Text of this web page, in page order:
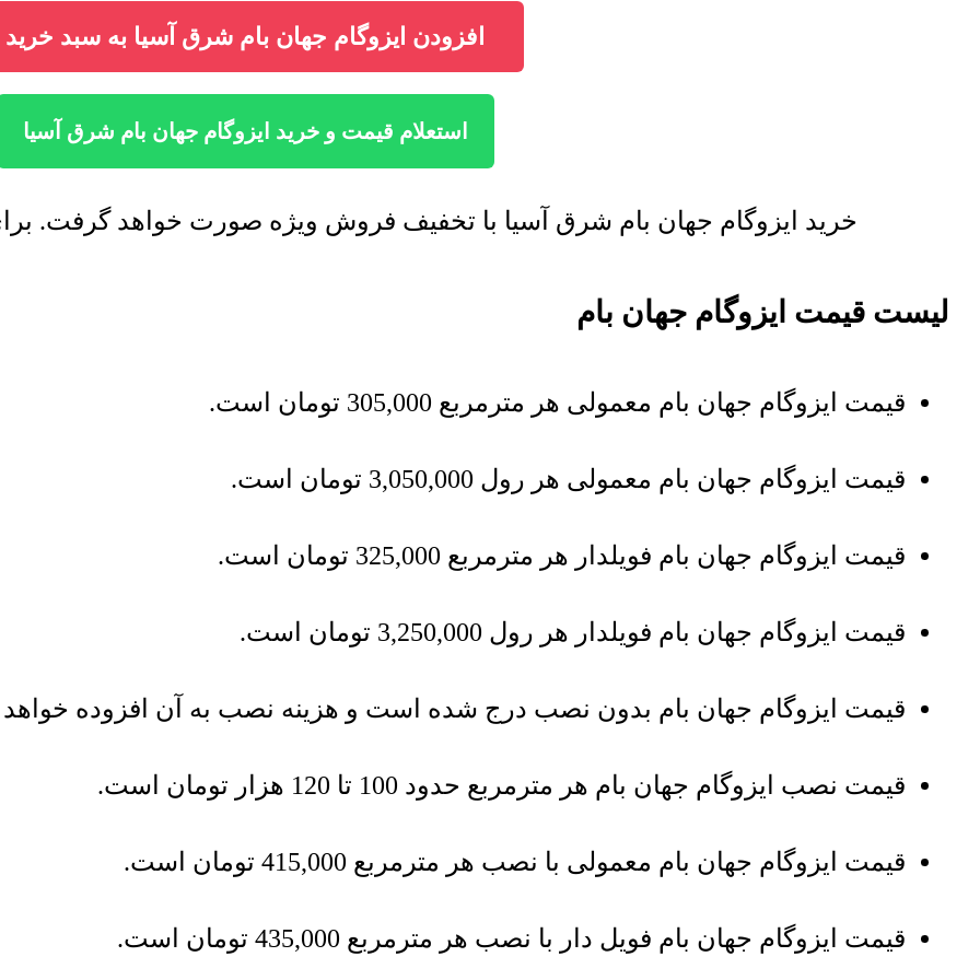
افزودن ایزوگام جهان بام شرق آسیا به سبد خرید
استعلام قیمت و خرید ایزوگام جهان بام شرق آسیا
خرید ایزوگام جهان بام شرق آسیا با تخفیف فروش ویژه صورت خواهد گرفت.
لیست قیمت ایزوگام جهان بام
قیمت ایزوگام جهان بام معمولی هر مترمربع 305,000 تومان است.
قیمت ایزوگام جهان بام معمولی هر رول 3,050,000 تومان است.
قیمت ایزوگام جهان بام فویلدار هر مترمربع 325,000 تومان است.
قیمت ایزوگام جهان بام فویلدار هر رول 3,250,000 تومان است.
قیمت ایزوگام جهان بام بدون نصب درج شده است و هزینه نصب به آن افزوده
قیمت نصب ایزوگام جهان بام هر مترمربع حدود 100 تا 120 هزار تومان است.
قیمت ایزوگام جهان بام معمولی با نصب هر مترمربع 415,000 تومان است.
قیمت ایزوگام جهان بام فویل دار با نصب هر مترمربع 435,000 تومان است.